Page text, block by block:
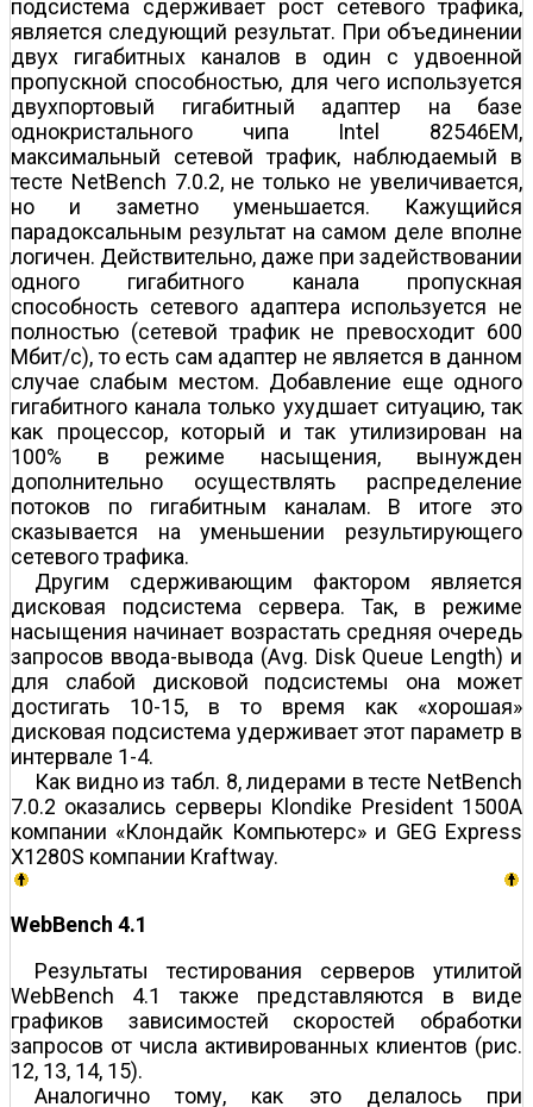
подсистема сдерживает рост сетевого трафика,
является следующий результат. При объединении
двух гигабитных каналов в один с удвоенной
пропускной способностью, для чего используется
двухпортовый гигабитный адаптер на базе
однокристального чипа Intel 82546EM,
максимальный сетевой трафик, наблюдаемый в
тесте NetBench 7.0.2, не только не увеличивается,
но и заметно уменьшается. Кажущийся
парадоксальным результат на самом деле вполне
логичен. Действительно, даже при задействовании
одного гигабитного канала пропускная
способность сетевого адаптера используется не
полностью (сетевой трафик не превосходит 600
Мбит/с), то есть сам адаптер не является в данном
случае слабым местом. Добавление еще одного
гигабитного канала только ухудшает ситуацию, так
как процессор, который и так утилизирован на
100% в режиме насыщения, вынужден
дополнительно осуществлять распределение
потоков по гигабитным каналам. В итоге это
сказывается на уменьшении результирующего
сетевого трафика.
Другим сдерживающим фактором является
дисковая подсистема сервера. Так, в режиме
насыщения начинает возрастать средняя очередь
запросов ввода-вывода (Avg. Disk Queue Length) и
для слабой дисковой подсистемы она может
достигать 10-15, в то время как «хорошая»
дисковая подсистема удерживает этот параметр в
интервале 1-4.
Как видно из табл. 8, лидерами в тесте NetBench
7.0.2 оказались серверы Klondike President 1500A
компании «Клондайк Компьютерс» и GEG Express
X1280S компании Kraftway.
WebBench 4.1
Результаты тестирования серверов утилитой
WebBench 4.1 также представляются в виде
графиков зависимостей скоростей обработки
запросов от числа активированных клиентов (рис.
12, 13, 14, 15).
Аналогично тому, как это делалось при